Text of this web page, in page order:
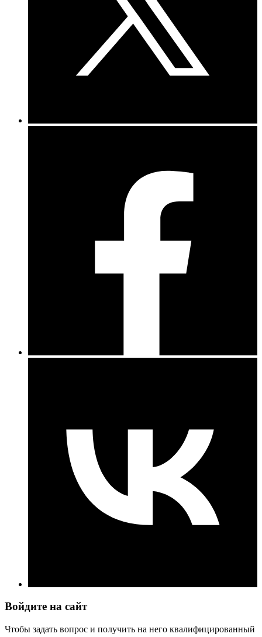
Войдите на сайт
Чтобы задать вопрос и получить на него квалифицированный